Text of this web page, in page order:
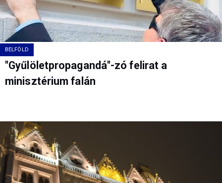
BELFÖLD
"Gyűlöletpropagandá"-zó felirat a
minisztérium falán